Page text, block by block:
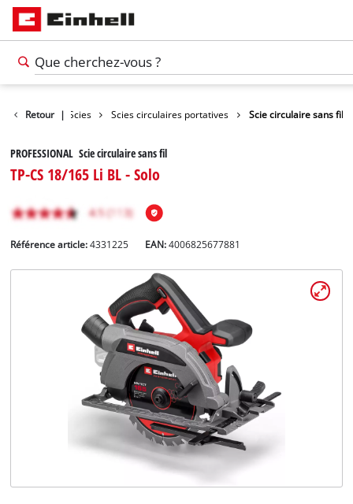
Retour |
Outils Scies Scies circulaires portatives Scie circulaire sans fil
PROFESSIONAL Scie circulaire sans fil
TP-CS 18/165 Li BL - Solo
Référence article: 4331225 EAN:4006825677881